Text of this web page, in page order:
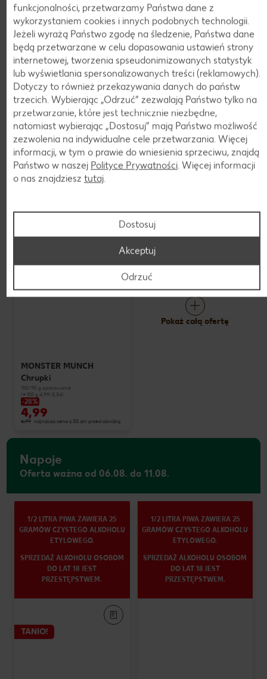
Delicje szampańskie
Biszkopty z galaretką
(=100 g 2,71)
-33%
3,99
5,99 najniższa cena z 30 dni przed obniżką
Roshen
216 g opakowanie
(=100 g 1,62)
-22%
3,49
4,49 najniższa cena z 30 dni przed obniżką
MONSTER MUNCH
Chrupki
100/90 g opakowanie
(=100 g 4,99/5,54)
-28%
4,99
6,99 najniższa cena z 30 dni przed obniżką
Pokaż całą ofertę
Napoje
Oferta ważna od 06.08. do 11.08.
1/2 LITRA PIWA ZAWIERA 25
GRAMÓW CZYSTEGO ALKOHOLU
ETYLOWEGO.
SPRZEDAŻ ALKOHOLU OSOBOM
DO LAT 18 JEST
PRZESTĘPSTWEM.
TANIO!
1/2 LITRA PIWA ZAWIERA 25
GRAMÓW CZYSTEGO ALKOHOLU
ETYLOWEGO.
SPRZEDAŻ ALKOHOLU OSOBOM
DO LAT 18 JEST
PRZESTĘPSTWEM.
funkcjonalności, przetwarzamy Państwa dane z
wykorzystaniem cookies i innych podobnych technologii.
Jeżeli wyrażą Państwo zgodę na śledzenie, Państwa dane
będą przetwarzane w celu dopasowania ustawień strony
internetowej, tworzenia spseudonimizowanych statystyk
lub wyświetlania spersonalizowanych treści (reklamowych).
Dotyczy to również przekazywania danych do państw
trzecich. Wybierając „Odrzuć“ zezwalają Państwo tylko na
przetwarzanie, które jest technicznie niezbędne,
natomiast wybierając „Dostosuj” mają Państwo możliwość
zezwolenia na indywidualne cele przetwarzania. Więcej
informacji, w tym o prawie do wniesienia sprzeciwu, znajdą
Państwo w naszej Polityce Prywatności. Więcej informacji
o nas znajdziesz tutaj.
Dostosuj
Odrzuć
Akceptuj